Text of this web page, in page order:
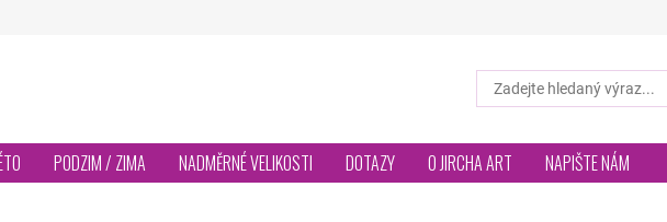
PODZIM / ZIMA NADMĚRNÉ VELIKOSTI DOTAZY O JIRCHA ART NAPIŠTE NÁM